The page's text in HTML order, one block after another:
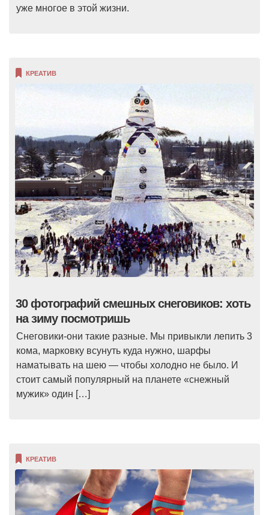
уже многое в этой жизни.
КРЕАТИВ
30 фотографий смешных снеговиков: хоть
на зиму посмотришь
Снеговики-они такие разные. Мы привыкли лепить 3
кома, марковку всунуть куда нужно, шарфы
наматывать на шею — чтобы холодно не было. И
стоит самый популярный на планете «снежный
мужик» один […]
КРЕАТИВ